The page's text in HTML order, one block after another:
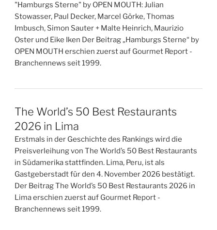
"Hamburgs Sterne" by OPEN MOUTH: Julian
Stowasser, Paul Decker, Marcel Görke, Thomas
Imbusch, Simon Sauter + Malte Heinrich, Maurizio
Oster und Eike Iken Der Beitrag „Hamburgs Sterne“ by
OPEN MOUTH erschien zuerst auf Gourmet Report -
Branchennews seit 1999.
The World’s 50 Best Restaurants
2026 in Lima
Erstmals in der Geschichte des Rankings wird die
Preisverleihung von The World’s 50 Best Restaurants
in Südamerika stattfinden. Lima, Peru, ist als
Gastgeberstadt für den 4. November 2026 bestätigt.
Der Beitrag The World’s 50 Best Restaurants 2026 in
Lima erschien zuerst auf Gourmet Report -
Branchennews seit 1999.